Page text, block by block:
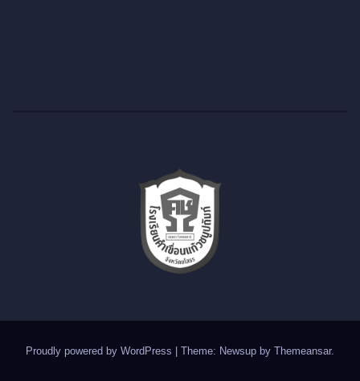
Proudly powered by WordPress | Theme: Newsup by Themeansar.